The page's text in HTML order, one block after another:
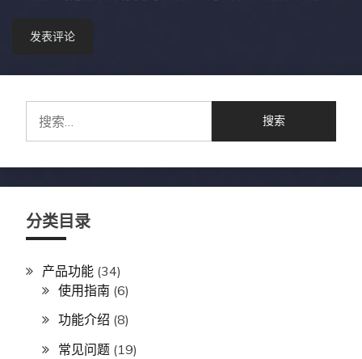
索：
分类目录
产品功能 (34)
使用指南 (6)
功能介绍 (8)
常见问题 (19)